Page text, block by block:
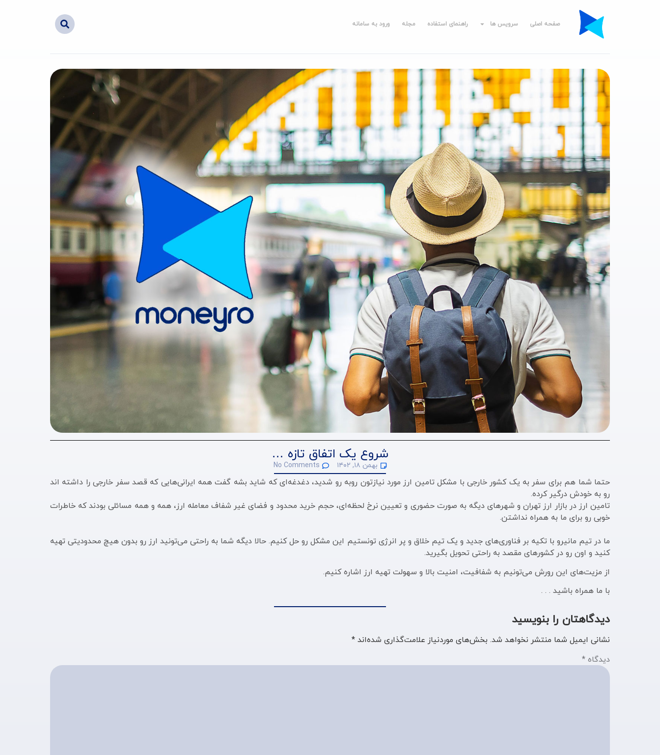
صفحه اصلی سرویس ها راهنمای استفاده مجله ورود به سامانه
شروع یک اتفاق تازه …
بهمن ۱۸, ۱۴۰۲ No Comments
حتما شما هم برای سفر به یک کشور خارجی با مشکل تامین ارز مورد نیازتون روبه رو شدید، دغدغه‌ای که شاید بشه گفت همه ایرانی‌هایی که قصد سفر خارجی را داشته اند
رو به خودش درگیر کرده.
تامین ارز در بازار ارز تهران و شهرهای دیگه به صورت حضوری و تعیین نرخ لحظه‌ای، حجم خرید محدود و فضای غیر شفاف معامله ارز، همه و همه مسائلی بودند که خاطرات
خوبی رو برای ما به همراه نداشتن.
ما در تیم مانیرو با تکیه بر فناوری‌های جدید و یک تیم خلاق و پر انرژی تونستیم این مشکل رو حل کنیم. حالا دیگه شما به راحتی می‎‌تونید ارز رو بدون هیچ محدودیتی تهیه
کنید و اون رو در کشورهای مقصد به راحتی تحویل بگیرید.
از مزیت‌های این رورش می‌تونیم به شفافیت، امنیت بالا و سهولت تهیه ارز اشاره کنیم.
با ما همراه باشید . . .
دیدگاهتان را بنویسید
نشانی ایمیل شما منتشر نخواهد شد. بخش‌های موردنیاز علامت‌گذاری شده‌اند *
دیدگاه *